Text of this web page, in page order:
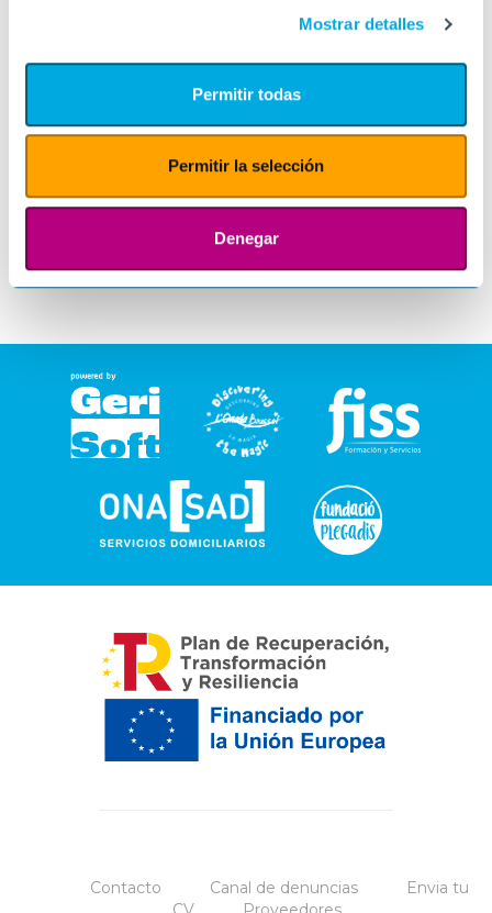
Mostrar detalles
Permitir todas
Permitir la selección
Denegar
Contacto Canal de denuncias
Envia tu